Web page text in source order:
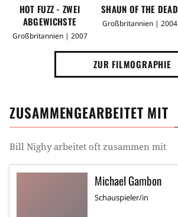
HOT FUZZ - ZWEI
ABGEWICHSTE
PROFIS
Großbritannien | 2007
SHAUN OF THE DEAD
Großbritannien | 2004
ZUR FILMOGRAPHIE
ZUSAMMENGEARBEITET MIT
Bill Nighyarbeitet oft zusammen mit
Michael Gambon
Schauspieler/in